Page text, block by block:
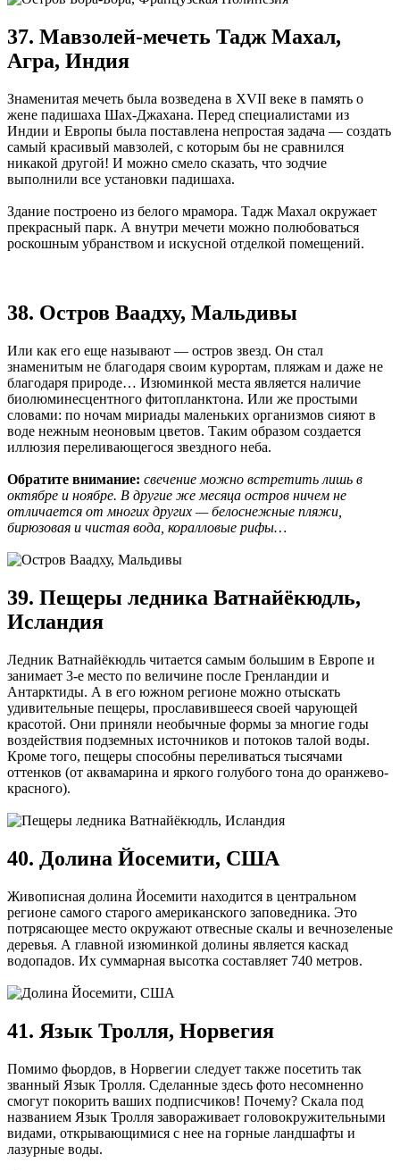
37. Мавзолей-мечеть Тадж Махал,
Агра, Индия
Знаменитая мечеть была возведена в XVII веке в память о
жене падишаха Шах-Джахана. Перед специалистами из
Индии и Европы была поставлена непростая задача — создать
самый красивый мавзолей, с которым бы не сравнился
никакой другой! И можно смело сказать, что зодчие
выполнили все установки падишаха.
Здание построено из белого мрамора. Тадж Махал окружает
прекрасный парк. А внутри мечети можно полюбоваться
роскошным убранством и искусной отделкой помещений.
38. Остров Ваадху, Мальдивы
Или как его еще называют — остров звезд. Он стал
знаменитым не благодаря своим курортам, пляжам и даже не
благодаря природе… Изюминкой места является наличие
биолюминесцентного фитопланктона. Или же простыми
словами: по ночам мириады маленьких организмов сияют в
воде нежным неоновым цветов. Таким образом создается
иллюзия переливающегося звездного неба.
Обратите внимание: свечение можно встретить лишь в
октябре и ноябре. В другие же месяца остров ничем не
отличается от многих других — белоснежные пляжи,
бирюзовая и чистая вода, коралловые рифы…
39. Пещеры ледника Ватнайёкюдль,
Исландия
Ледник Ватнайёкюдль читается самым большим в Европе и
занимает 3-е место по величине после Гренландии и
Антарктиды. А в его южном регионе можно отыскать
удивительные пещеры, прославившееся своей чарующей
красотой. Они приняли необычные формы за многие годы
воздействия подземных источников и потоков талой воды.
Кроме того, пещеры способны переливаться тысячами
оттенков (от аквамарина и яркого голубого тона до оранжево-
красного).
40. Долина Йосемити, США
Живописная долина Йосемити находится в центральном
регионе самого старого американского заповедника. Это
потрясающее место окружают отвесные скалы и вечнозеленые
деревья. А главной изюминкой долины является каскад
водопадов. Их суммарная высотка составляет 740 метров.
41. Язык Тролля, Норвегия
Помимо фьордов, в Норвегии следует также посетить так
званный Язык Тролля. Сделанные здесь фото несомненно
смогут покорить ваших подписчиков! Почему? Скала под
названием Язык Тролля завораживает головокружительными
видами, открывающимися с нее на горные ландшафты и
лазурные воды.